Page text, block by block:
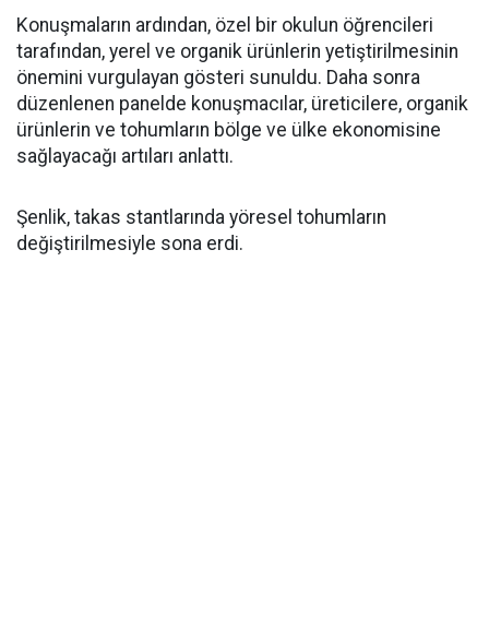
Konuşmaların ardından, özel bir okulun öğrencileri
tarafından, yerel ve organik ürünlerin yetiştirilmesinin
önemini vurgulayan gösteri sunuldu. Daha sonra
düzenlenen panelde konuşmacılar, üreticilere, organik
ürünlerin ve tohumların bölge ve ülke ekonomisine
sağlayacağı artıları anlattı.
Şenlik, takas stantlarında yöresel tohumların
değiştirilmesiyle sona erdi.